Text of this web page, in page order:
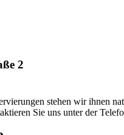
2
stehen wir ihnen
Sie uns unter der